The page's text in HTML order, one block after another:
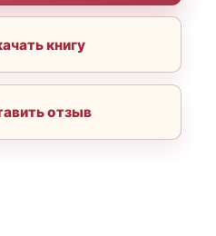
книгу
отзыв